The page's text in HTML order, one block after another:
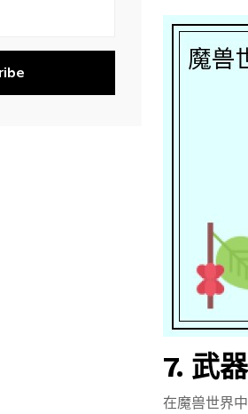
7. 武
在魔兽世界